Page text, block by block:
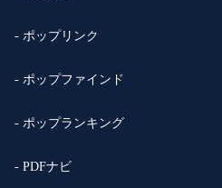
- ポップリンク
- ポップファインド
- ポップランキング
- PDFナビ